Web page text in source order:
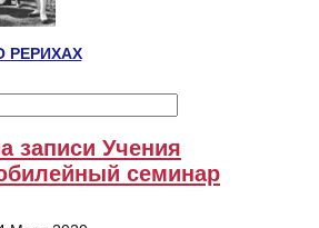
РЕРИХАХ
записи Учения
семинар